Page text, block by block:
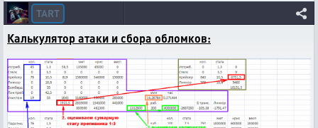
TART
Калькулятор атаки и сбора обломков: